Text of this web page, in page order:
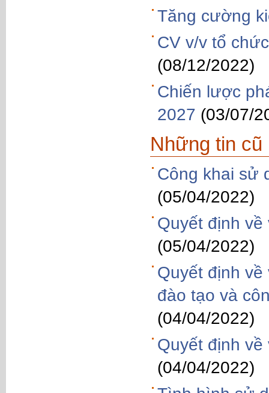
Tăng cường
CV v/v tổ
(08/12/2022)
Chiến lược
2027 (03/07/
Những tin cũ
Công khai sử
(05/04/2022)
Quyết định
(05/04/2022)
Quyết định
đào tạo và
(04/04/2022)
Quyết định
(04/04/2022)